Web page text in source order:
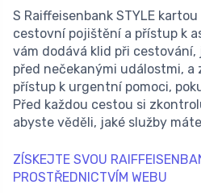
S Raiffeisenbank STYLE
cestovní pojištění a přístup k
vám dodává klid při
před nečekanými událostmi,
přístup k urgentní pomoci,
Před každou cestou si
abyste věděli, jaké služby
ZÍSKEJTE SVOU
PROSTŘEDNICTVÍM WEBU